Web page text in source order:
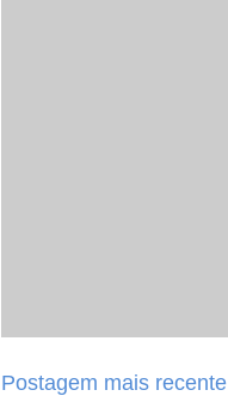
Postagem mais recente